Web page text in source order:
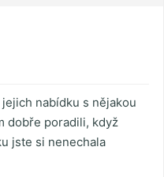
nabídku s nějakou
dobře poradili, když
jste si nenechala